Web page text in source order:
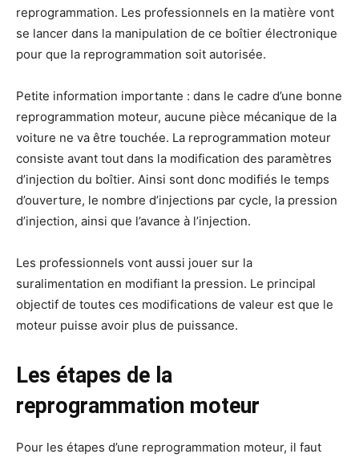
reprogrammation. Les professionnels en la matière vont
se lancer dans la manipulation de ce boîtier électronique
pour que la reprogrammation soit autorisée.
Petite information importante : dans le cadre d’une bonne
reprogrammation moteur, aucune pièce mécanique de la
voiture ne va être touchée. La reprogrammation moteur
consiste avant tout dans la modification des paramètres
d’injection du boîtier. Ainsi sont donc modifiés le temps
d’ouverture, le nombre d’injections par cycle, la pression
d’injection, ainsi que l’avance à l’injection.
Les professionnels vont aussi jouer sur la
suralimentation en modifiant la pression. Le principal
objectif de toutes ces modifications de valeur est que le
moteur puisse avoir plus de puissance.
Les étapes de la
reprogrammation moteur
Pour les étapes d’une reprogrammation moteur, il faut